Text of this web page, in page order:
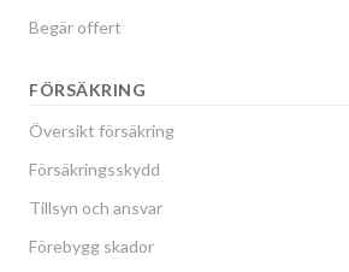
Begär offert
FÖRSÄKRING
Översikt försäkring
Försäkringsskydd
Tillsyn och ansvar
Förebygg skador